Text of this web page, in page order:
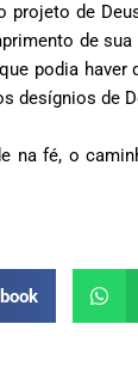
projeto de
de
podia
desígnios de
na fé, o